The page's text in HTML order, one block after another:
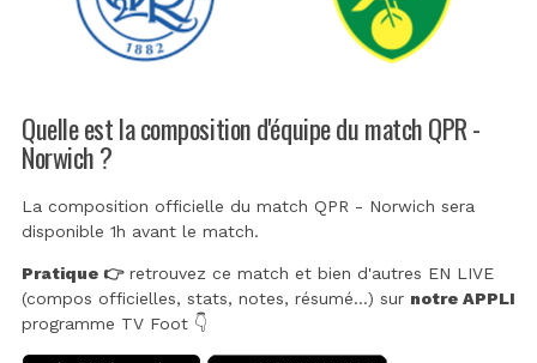
Quelle est la composition d'équipe du match QPR -
Norwich ?
La composition officielle du match QPR - Norwich sera
disponible 1h avant le match.
Pratique 👉retrouvez ce match et bien d'autres EN LIVE
(compos officielles, stats, notes, résumé...) sur notre APPLI
programme TV Foot 👇